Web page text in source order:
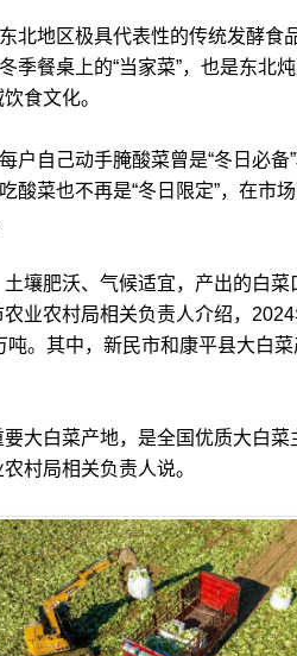
地区极具代表性的传统发酵食
季餐桌上的“当家菜”，也是东北
食文化。
自己动手腌酸菜曾是“冬日必备
酸菜也不再是“冬日限定”，在市
肥沃、气候适宜，产出的白菜
农业农村局相关负责人介绍，
吨。其中，新民市和康平县大白
白菜产地，是全国优质大白菜
村局相关负责人说。